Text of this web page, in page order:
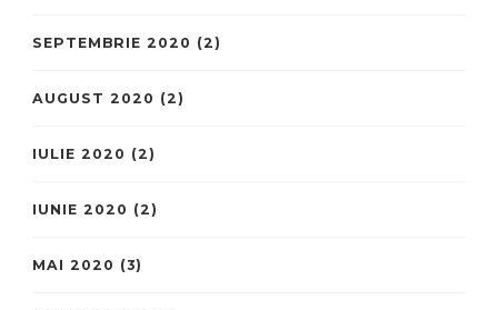
SEPTEMBRIE 2020 (2)
AUGUST 2020 (2)
IULIE 2020 (2)
IUNIE 2020 (2)
MAI 2020 (3)